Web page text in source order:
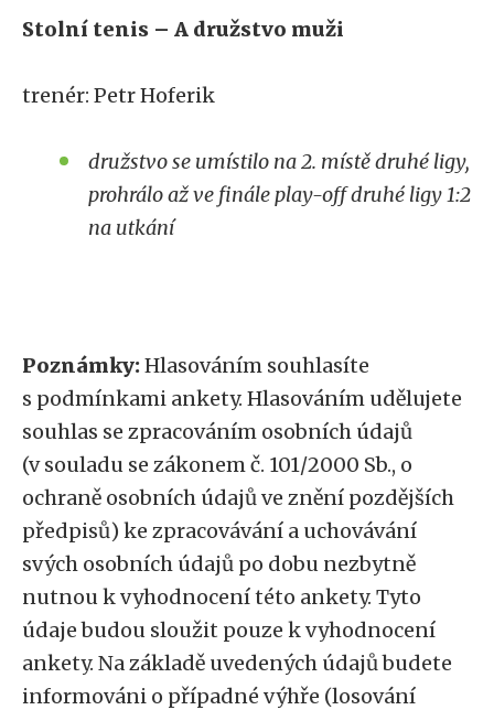
Stolní tenis – A družstvo muži
trenér: Petr Hoferik
družstvo se umístilo na 2. místě druhé ligy,
prohrálo až ve finále play-off druhé ligy 1:2
na utkání
Poznámky:Hlasováním souhlasíte
s podmínkami ankety. Hlasováním udělujete
souhlas se zpracováním osobních údajů
(v souladu se zákonem č. 101/2000 Sb., o
ochraně osobních údajů ve znění pozdějších
předpisů) ke zpracovávání a uchovávání
svých osobních údajů po dobu nezbytně
nutnou k vyhodnocení této ankety. Tyto
údaje budou sloužit pouze k vyhodnocení
ankety. Na základě uvedených údajů budete
informováni o případné výhře (losování